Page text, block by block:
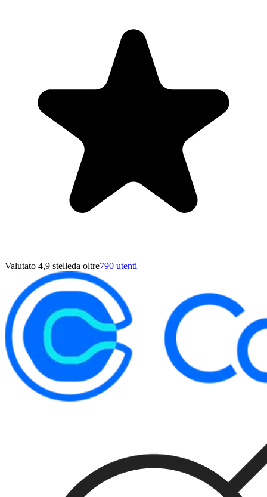
Valutato 4,9 stelleda oltre790 utenti